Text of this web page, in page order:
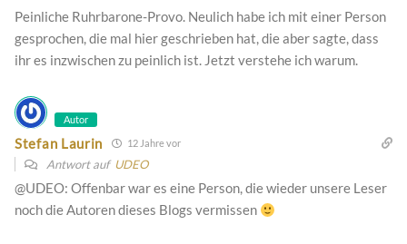
Peinliche Ruhrbarone-Provo. Neulich habe ich mit einer Person
gesprochen, die mal hier geschrieben hat, die aber sagte, dass
ihr es inzwischen zu peinlich ist. Jetzt verstehe ich warum.
Autor
Stefan Laurin 12 Jahre vor
Antwort auf UDEO
@UDEO: Offenbar war es eine Person, die wieder unsere Leser
noch die Autoren dieses Blogs vermissen